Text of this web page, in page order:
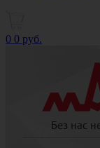
0 0 руб.